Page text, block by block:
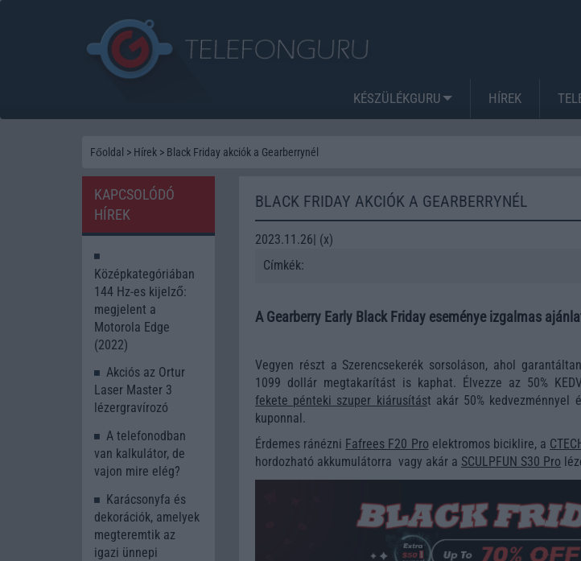
KÉSZÜLÉKGURU HÍREK
Főoldal > Hírek > Black Friday akciók a Gearberrynél
BLACK FRIDAY AKCIÓK A GEARBERRYNÉL
2023.11.26| (x)
Címkék:
A Gearberry Early Black Friday eseménye izgalmas
Vegyen részt a Szerencsekerék sorsoláson, ahol
1099 dollár megtakarítást is kaphat. Élvezze az 50%
fekete pénteki szuper kiárusítást akár 50% kedvezménnyel
kuponnal.
Érdemes ránézni Fafrees F20 Pro elektromos biciklire, a
hordozható akkumulátorra vagy akár a SCULPFUN S30 Pro
KAPCSOLÓDÓ
HÍREK
Középkategóriában
144 Hz-es kijelző:
megjelent a
Motorola Edge
(2022)
Akciós az Ortur
Laser Master 3
lézergravírozó
A telefonodban
van kalkulátor, de
vajon mire elég?
Karácsonyfa és
dekorációk, amelyek
megteremtik az
igazi ünnepi